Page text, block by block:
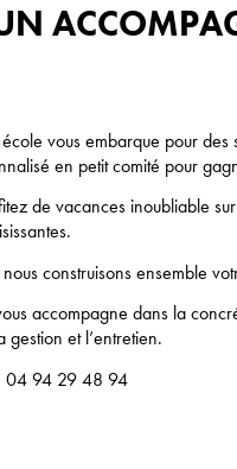
vous embarque pour
en petit comité pour
de vacances inoubliable
construisons ensemble
accompagne dans la
et l’entretien.
04 94 29 48 94